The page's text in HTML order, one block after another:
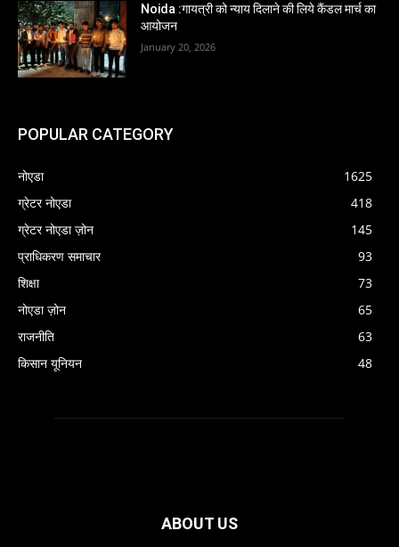
Noida :गायत्री को न्याय दिलाने की लिये कैंडल मार्च का
आयोजन
January 20, 2026
POPULAR CATEGORY
नोएडा
1625
ग्रेटर नोएडा
418
ग्रेटर नोएडा ज़ोन
145
प्राधिकरण समाचार
93
शिक्षा
73
नोएडा ज़ोन
65
राजनीति
63
किसान यूनियन
48
ABOUT US